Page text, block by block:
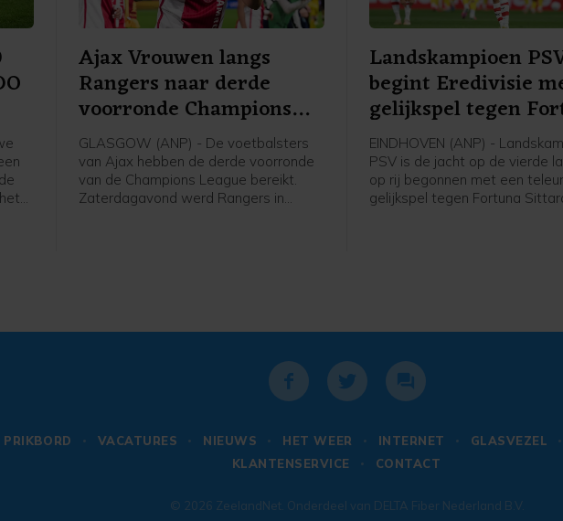
Ajax Vrouwen langs
Rangers naar derde
voorronde Champions
League
GLASGOW (ANP) - De voetbalsters
van Ajax hebben de derde voorronde
van de Champions League bereikt.
Zaterdagavond werd Rangers in
Landskampioen
begint Eredivisie
gelijkspel tegen
EINDHOVEN (ANP) -
PSV is de jacht op de vierde
op rij begonnen met een
gelijkspel tegen Fortuna
PRIKBORD VACATURES NIEUWS HET WEER INTERNET GLASVEZEL
KLANTENSERVICE
CONTACT
© 2026 ZeelandNet . Onderdeel van DELTA Fiber Nederland B.V.